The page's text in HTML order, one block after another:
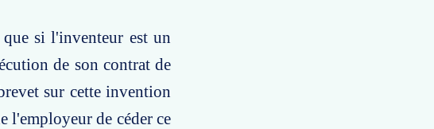
si l'inventeur est un
de son contrat de
sur cette invention
l'employeur de céder ce